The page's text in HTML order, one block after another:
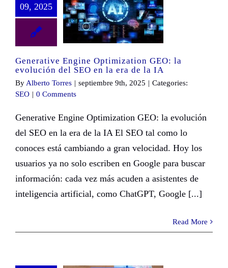
09, 2025
Generative Engine Optimization GEO: la
evolución del SEO en la era de la IA
By Alberto Torres | septiembre 9th, 2025 | Categories:
SEO | 0 Comments
Generative Engine Optimization GEO: la evolución
del SEO en la era de la IA El SEO tal como lo
conoces está cambiando a gran velocidad. Hoy los
usuarios ya no solo escriben en Google para buscar
información: cada vez más acuden a asistentes de
inteligencia artificial, como ChatGPT, Google [...]
Read More